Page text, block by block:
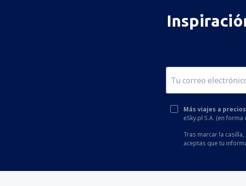
Más viajes a
eSky.pl S.A. (en
Tras marcar la
aceptas que tu